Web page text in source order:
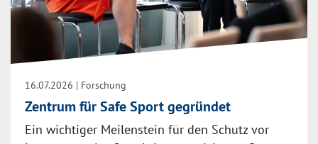
16.07.2026 | Forschung
Zentrum für Safe Sport gegründet
Ein wichtiger Meilenstein für den Schutz vor